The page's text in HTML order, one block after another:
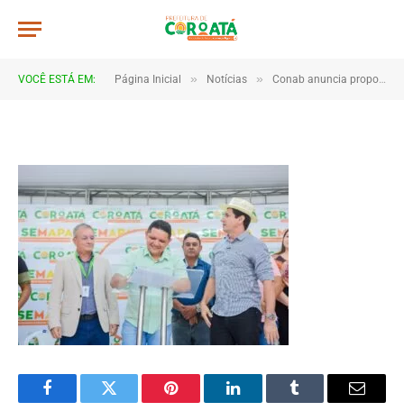
VOCÊ ESTÁ EM: Página Inicial » Notícias » Conab anuncia propostas do PAA aprovadas para grupos rurais de Coroatá
a0012
FacebookTwitter Pinterest LinkedInTumblr Email